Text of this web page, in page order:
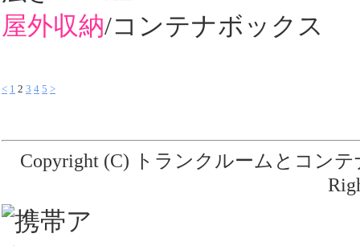
屋外収納/コンテナボックス
< 1 2 3 4 5 >
Copyright (C) トランクルームとコン